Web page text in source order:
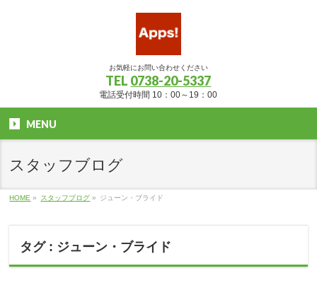
お気軽にお問い合わせください
TEL 0738-20-5337
電話受付時間 10：00～19：00
MENU
スタッフブログ
HOME » スタッフブログ » ジューン・ブライド
タグ : ジューン・ブライド